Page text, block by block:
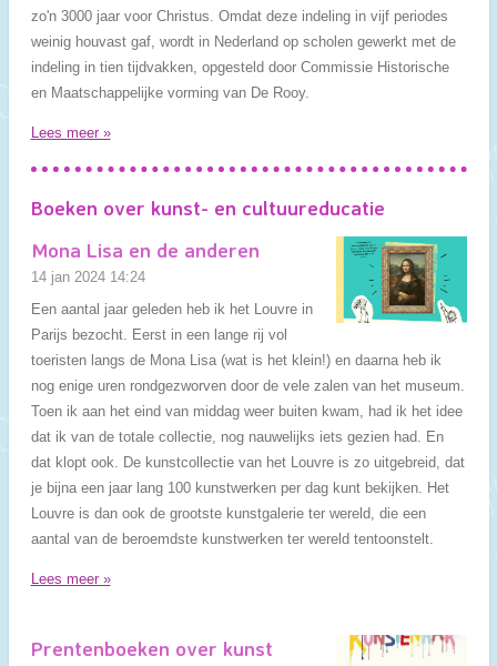
zo'n 3000 jaar voor Christus. Omdat deze indeling in vijf periodes
weinig houvast gaf, wordt in Nederland op scholen gewerkt met de
indeling in tien tijdvakken, opgesteld door Commissie Historische
en Maatschappelijke vorming van De Rooy.
Lees meer »
Boeken over kunst- en cultuureducatie
Mona Lisa en de anderen
14 jan 2024 14:24
Een aantal jaar geleden heb ik het Louvre in
Parijs bezocht. Eerst in een lange rij vol
toeristen langs de Mona Lisa (wat is het klein!) en daarna heb ik
nog enige uren rondgezworven door de vele zalen van het museum.
Toen ik aan het eind van middag weer buiten kwam, had ik het idee
dat ik van de totale collectie, nog nauwelijks iets gezien had. En
dat klopt ook. De kunstcollectie van het Louvre is zo uitgebreid, dat
je bijna een jaar lang 100 kunstwerken per dag kunt bekijken. Het
Louvre is dan ook de grootste kunstgalerie ter wereld, die een
aantal van de beroemdste kunstwerken ter wereld tentoonstelt.
Lees meer »
Prentenboeken over kunst